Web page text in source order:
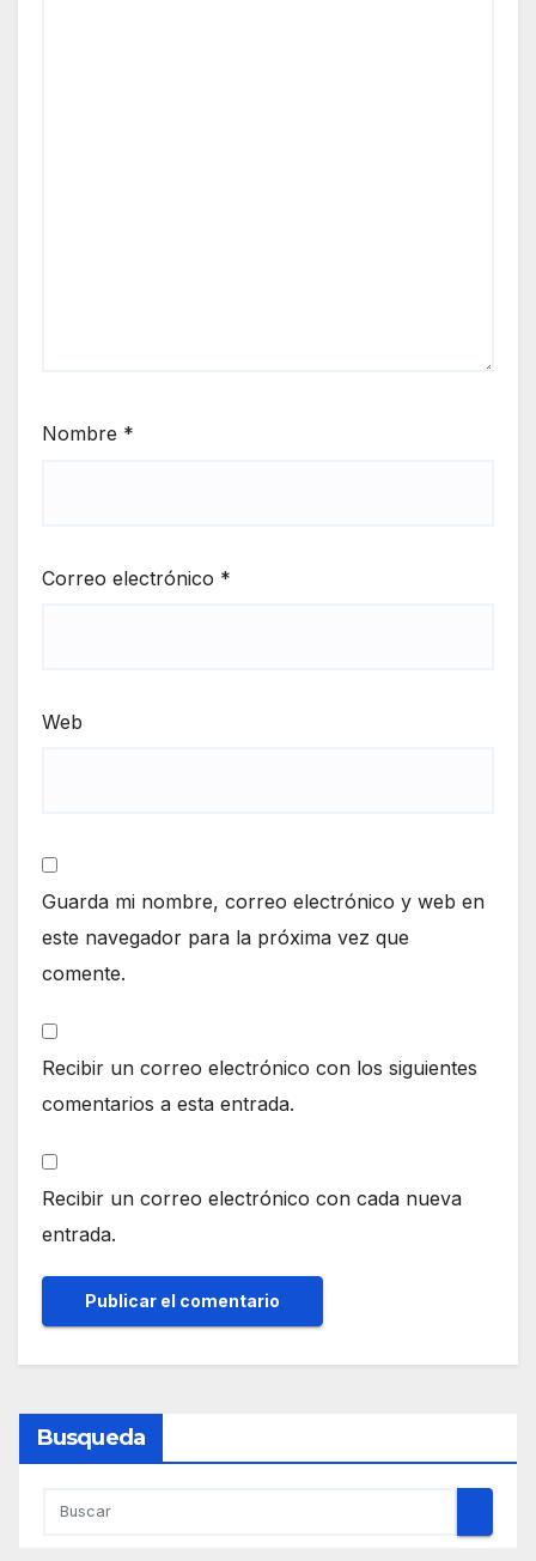
Nombre *
Correo electrónico *
Web
Guarda mi nombre, correo electrónico y web en
este navegador para la próxima vez que
comente.
Recibir un correo electrónico con los siguientes
comentarios a esta entrada.
Recibir un correo electrónico con cada nueva
entrada.
Busqueda